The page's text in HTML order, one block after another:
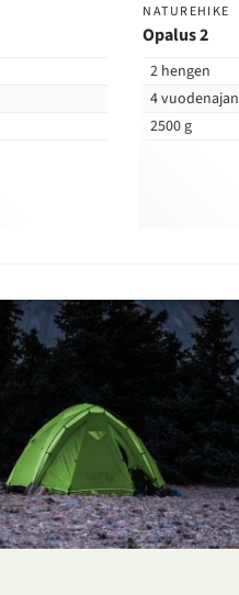
NATUREHIKE
Opalus 2
2 hengen
4 vuodenajan
2500 g